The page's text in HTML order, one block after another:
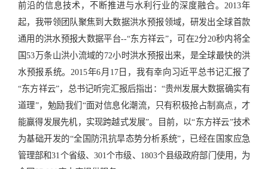
前沿的信息技术，不断推进与水利行业的深度融合。2013年
起，我带领团队聚焦到大数据洪水预报领域，研发出全球首款
通用的洪水预报大数据平台--“东方祥云”，可在2分20秒内将全
国53万条山洪小流域的72小时洪水预报出来，是全球最快的洪
水预报系统。2015年6月17日，我有幸向习近平总书记汇报了
“东方祥云”，总书记听完汇报后指出：“贵州发展大数据确实有
道理”，勉励我们“面对信息化潮流，只有积极抢占制高点，才
能赢得发展先机，实现跨越式发展”。目前，以“东方祥云”技术
为基础开发的“全国防汛抗旱态势分析系统”，已经在国家应急
管理部和31个省级、301个市级、1803个县级政府部门使用，为